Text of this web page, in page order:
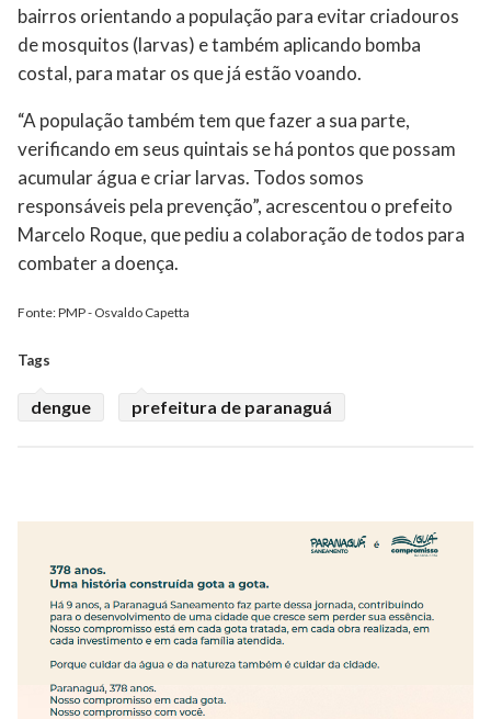
bairros orientando a população para evitar criadouros
de mosquitos (larvas) e também aplicando bomba
costal, para matar os que já estão voando.
“A população também tem que fazer a sua parte,
verificando em seus quintais se há pontos que possam
acumular água e criar larvas. Todos somos
responsáveis pela prevenção”, acrescentou o prefeito
Marcelo Roque, que pediu a colaboração de todos para
combater a doença.
Fonte: PMP - Osvaldo Capetta
Tags
dengue prefeitura de paranaguá